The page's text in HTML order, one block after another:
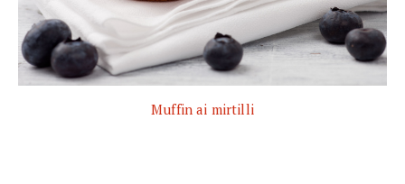
Muffin ai mirtilli